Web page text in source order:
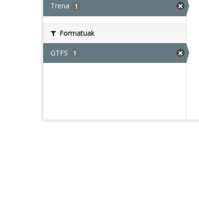
Trena 1
Formatuak
GTFS 1